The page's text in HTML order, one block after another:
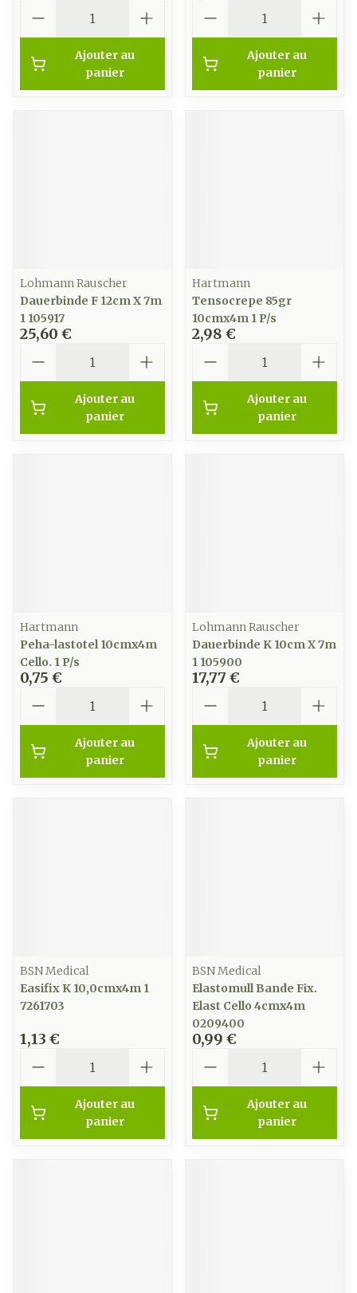
Ajouter au
panier
Ajouter au
panier
Lohmann Rauscher
Dauerbinde F 12cm X 7m
1 105917
25,60 €
Ajouter au
panier
Hartmann
Tensocrepe 85gr
10cmx4m 1 P/s
2,98 €
Ajouter au
panier
Hartmann
Peha-lastotel 10cmx4m
Cello. 1 P/s
0,75 €
Ajouter au
panier
Lohmann Rauscher
Dauerbinde K 10cm X 7m
1 105900
17,77 €
Ajouter au
panier
BSN Medical
Easifix K 10,0cmx4m 1
7261703
1,13 €
Ajouter au
panier
BSN Medical
Elastomull Bande Fix.
Elast Cello 4cmx4m
0209400
0,99 €
Ajouter au
panier